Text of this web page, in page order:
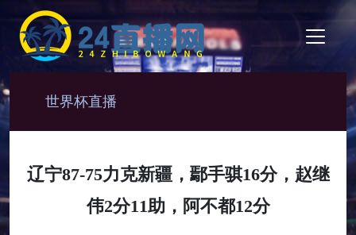
世界杯直播
辽宁87-75力克新疆，鄢手骐16分，赵继
伟2分11助，阿不都12分